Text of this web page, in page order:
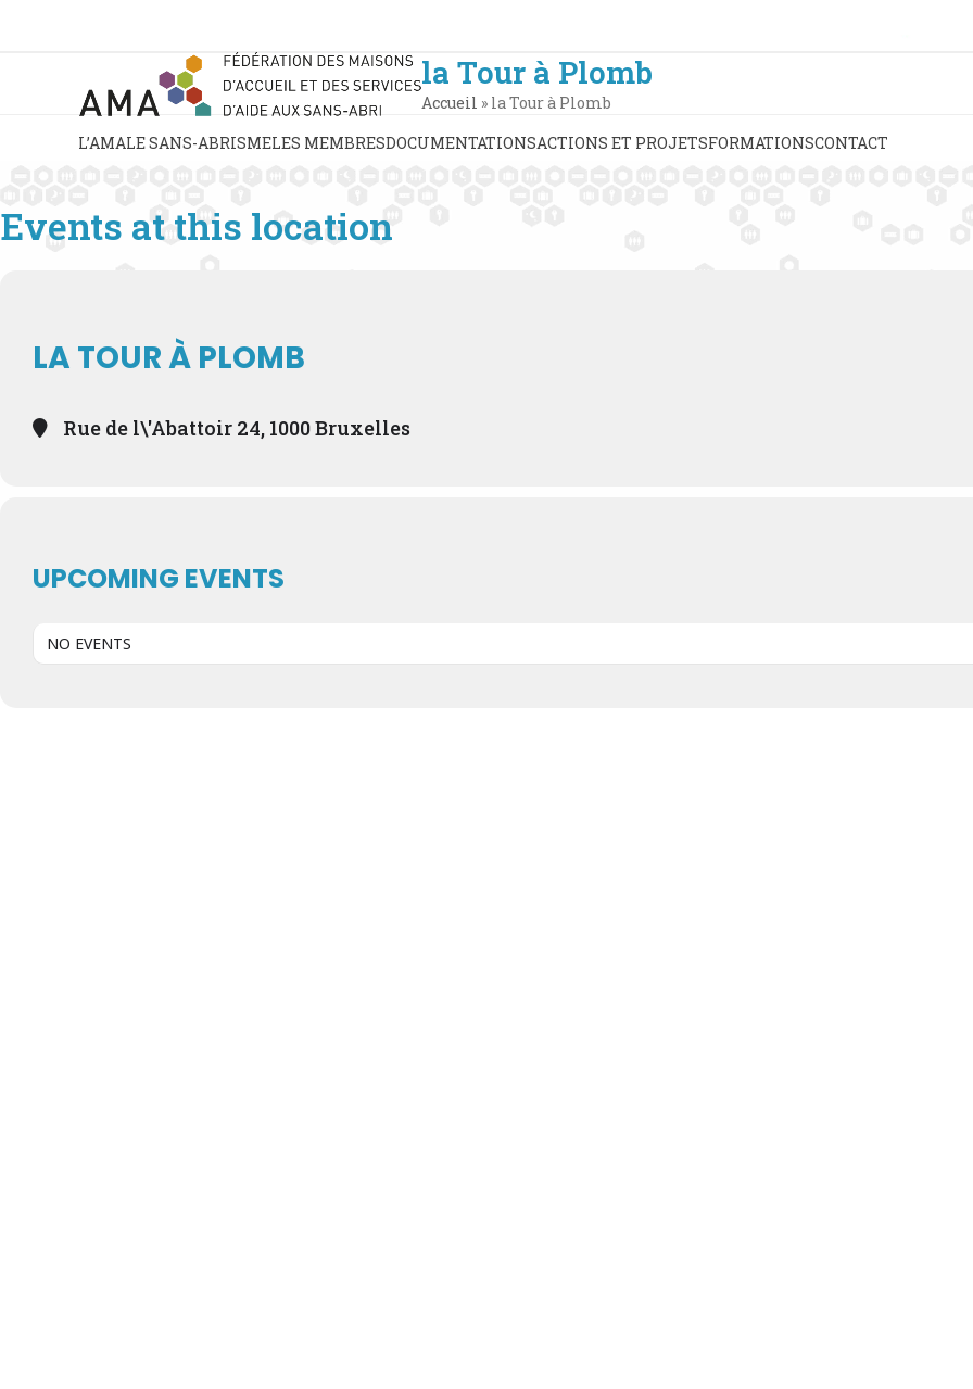
L’AMALE SANS-ABRISMELES MEMBRESDOCUMENTATIONSACTIONS ET PROJETSFORMATIONSCONTACT
la Tour à Plomb
Accueil » la Tour à Plomb
Events at this location
LA TOUR À PLOMB
Rue de l\'Abattoir 24, 1000 Bruxelles
UPCOMING EVENTS
NO EVENTS